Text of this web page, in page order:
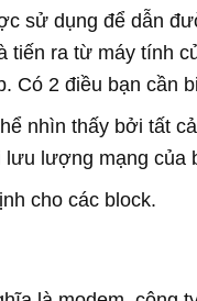
sử dụng để dẫn
tiến ra từ máy tính
Có 2 điều bạn cần
nhìn thấy bởi tất
lượng mạng của
cho các block.